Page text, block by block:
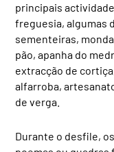
principais
freguesia, algumas
sementeiras,
pão, apanha do
extracção de
alfarroba,
de verga.
Durante o desfile,